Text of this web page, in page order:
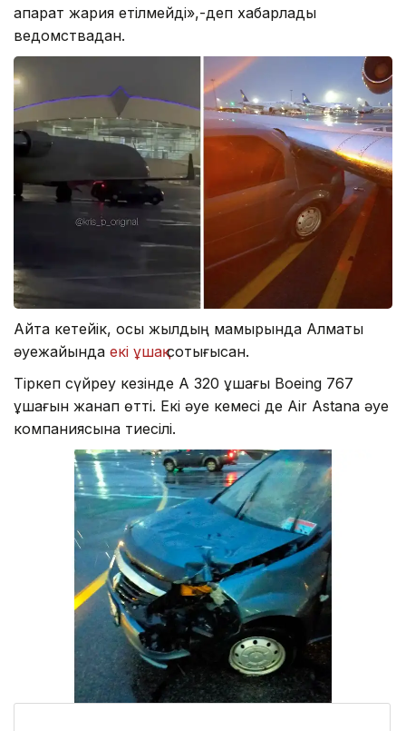
ақпарат жария етілмейді»,-деп хабарлады
ведомствадан.
Айта кетейік, осы жылдың мамырында Алматы
әуежайында екі ұшақсоқтығысқан.
Тіркеп сүйреу кезінде А 320 ұшағы Boeing 767
ұшағын жанап өтті. Екі әуе кемесі де Air Astana әуе
компаниясына тиесілі.